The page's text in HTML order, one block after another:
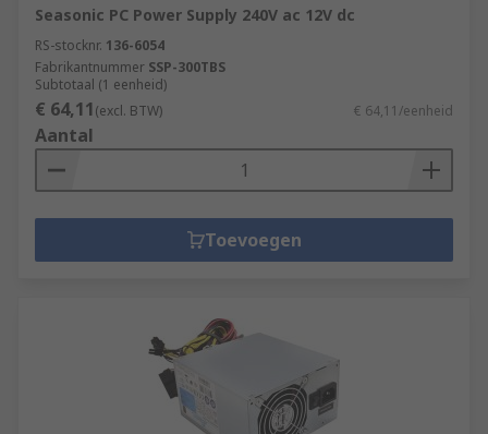
Seasonic PC Power Supply 240V ac 12V dc
RS-stocknr. 136-6054
Fabrikantnummer SSP-300TBS
Subtotaal (1 eenheid)
€ 64,11(excl. BTW) € 64,11/eenheid
Aantal
Toevoegen